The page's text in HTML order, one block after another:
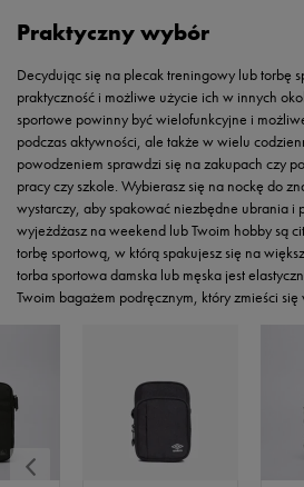
Praktyczny wybór
Decydując się na plecak treningowy lub torbę
praktyczność i możliwe użycie ich w innych
sportowe powinny być wielofunkcyjne i
podczas aktywności, ale także w wielu
powodzeniem sprawdzi się na zakupach czy
pracy czy szkole. Wybierasz się na nockę do
wystarczy, aby spakować niezbędne ubrania i
wyjeżdżasz na weekend lub Twoim hobby są
torbę sportową, w którą spakujesz się na
torba sportowa damska lub męska jest
Twoim bagażem podręcznym, który zmieści